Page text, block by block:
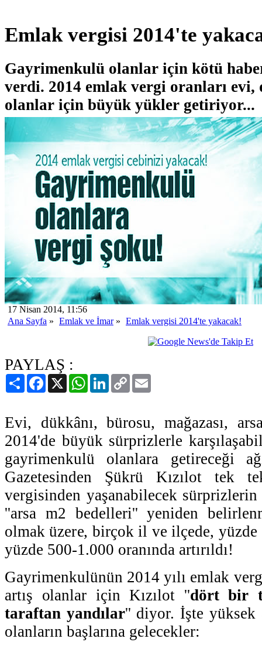
Emlak vergisi 2014'te
Gayrimenkulü olanlar için kötü
verdi. 2014 emlak vergi oranları evi,
olanlar için büyük yükler getiriyor...
17 Nisan 2014, 11:56
Ana Sayfa » Emlak ve İmar» Emlak vergisi 2014'te yakacak!
PAYLAŞ :
PaylaşFacebook
X WhatsAppLinkedIn
Copy
Link
Evi, dükkânı, bürosu, mağazası,
2014'de büyük sürprizlerle
gayrimenkulü olanlara getireceği
Gazetesinden Şükrü Kızılot tek
vergisinden yaşanabilecek
''arsa m2 bedelleri'' yeniden
olmak üzere, birçok il ve ilçede, yüzde
yüzde 500-1.000 oranında artırıldı!
Gayrimenkulünün 2014 yılı emlak
artış olanlar için Kızılot ''dört bir
taraftan yandılar'' diyor. İşte yüksek
olanların başlarına gelecekler: